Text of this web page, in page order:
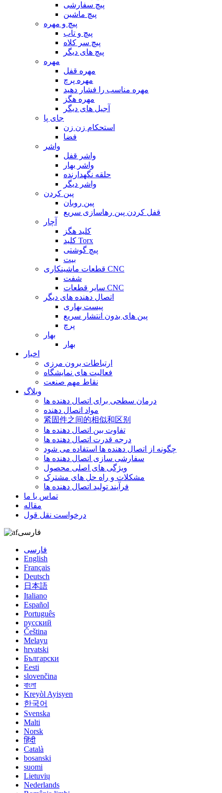
پیچ سفارشی
پیچ ماشین
پیچ و مهره
پیچ و تاب
پیچ سر کلاه
پیچ های دیگر
مهره
مهره قفل
مهره پرچ
مهره مناسب را فشار دهید
مهره هگز
آجیل های دیگر
جای پا
استحکام زن زن
فضا
واشر
واشر قفل
واشر بهار
حلقه نگهدارنده
واشر دیگر
پین کردن
پین روبان
قفل کردن پین رهاسازی سریع
آچار
کلید هگز
کلید Torx
پیچ گوشتی
بیت
قطعات ماشینکاری CNC
شفت
سایر قطعات CNC
اتصال دهنده های دیگر
پیست بهاری
پین های بدون انتشار سریع
پرچ
بهار
بهار
اخبار
ارتباطات برون مرزی
فعالیت های نمایشگاه
نقاط مهم صنعت
وبلاگ
درمان سطحی برای اتصال دهنده ها
مواد اتصال دهنده
紧固件之间的相似和区别
تفاوت بین اتصال دهنده ها
درجه قدرت اتصال دهنده ها
چگونه از اتصال دهنده ها استفاده می شود
سفارشی سازی اتصال دهنده ها
ویژگی های اصلی محصول
مشکلات و راه حل های مشترک
فرآیند تولید اتصال دهنده ها
تماس با ما
مقاله
درخواست نقل قول
فارسی
فارسی
English
Français
Deutsch
日本語
Italiano
Español
Português
русский
Čeština
Melayu
hrvatski
Български
Eesti
slovenčina
বাংলা
Kreyòl Ayisyen
한국어
Svenska
Malti
Norsk
हिंदी
Català
bosanski
suomi
Lietuvių
Nederlands